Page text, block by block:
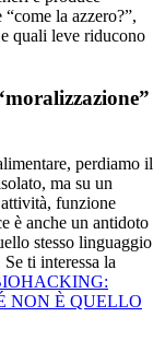
la azzero?”,
e quali leve riducono
perdiamo il
ma su un
funzione
è anche un antidoto
stesso linguaggio
ti interessa la
NON È QUELLO